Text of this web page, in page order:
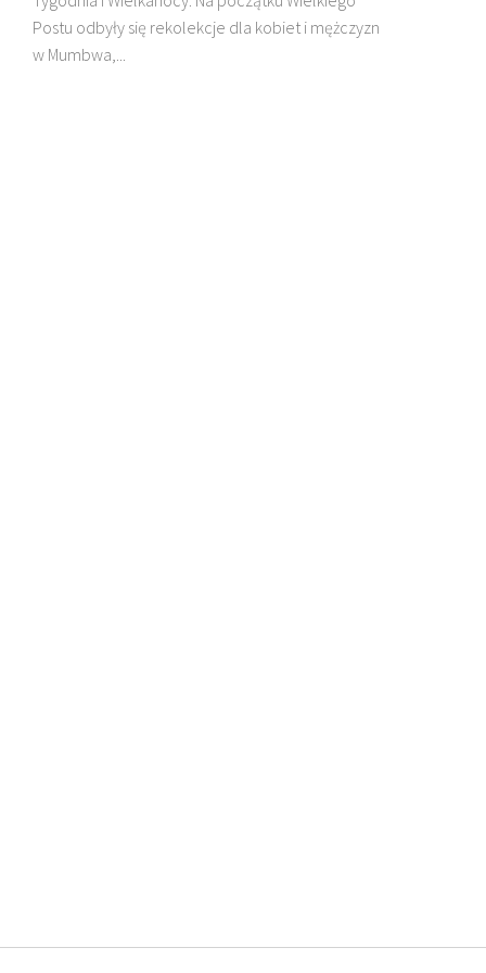
Postu odbyły się rekolekcje dla kobiet i mężczyzn
w Mumbwa,...